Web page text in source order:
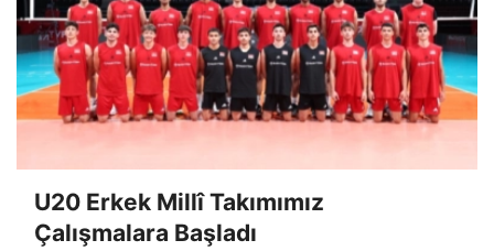
U20 Erkek Millî Takımımız
Çalışmalara Başladı